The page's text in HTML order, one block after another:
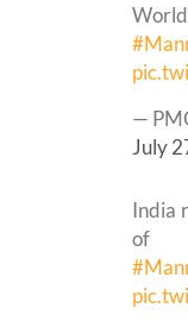
—
July
India
of